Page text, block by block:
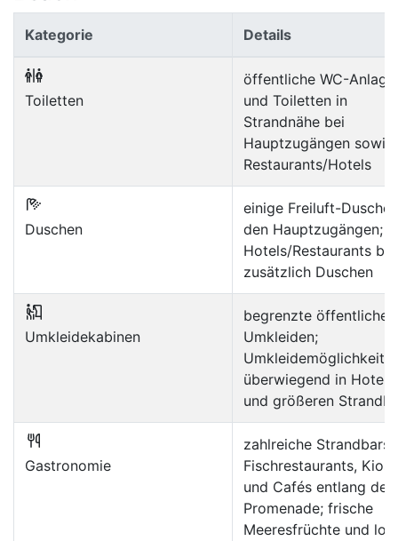
Kategorie Details
Toiletten
öffentliche WC-
und Toiletten in
Strandnähe bei
Hauptzugängen sowie
Restaurants/Hotels
Duschen
einige Freiluft-
den Hauptzugängen;
Hotels/Restaurants
zusätzlich Duschen
Umkleidekabinen
begrenzte öffentliche
Umkleiden;
überwiegend in Hotels
und größeren
Gastronomie
zahlreiche Strandbars,
Fischrestaurants,
und Cafés entlang der
Promenade; frische
Meeresfrüchte und